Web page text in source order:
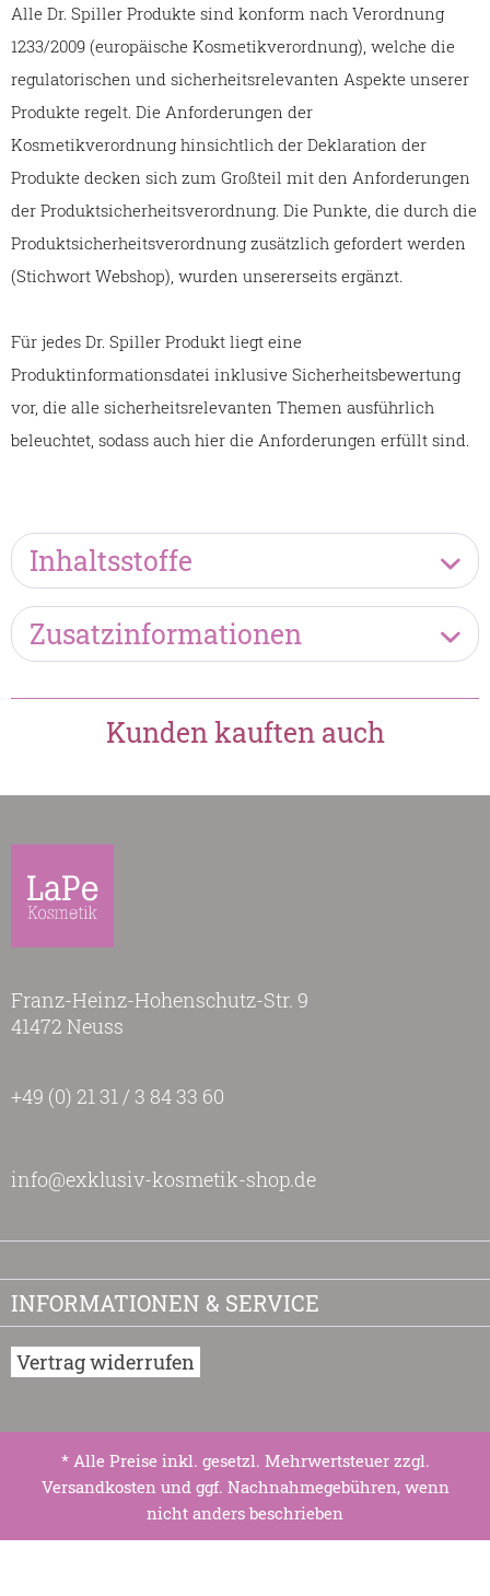
Alle Dr. Spiller Produkte sind konform nach Verordnung
1233/2009 (europäische Kosmetikverordnung), welche die
regulatorischen und sicherheitsrelevanten Aspekte unserer
Produkte regelt. Die Anforderungen der
Kosmetikverordnung hinsichtlich der Deklaration der
Produkte decken sich zum Großteil mit den Anforderungen
der Produktsicherheitsverordnung. Die Punkte, die durch die
Produktsicherheitsverordnung zusätzlich gefordert werden
(Stichwort Webshop), wurden unsererseits ergänzt.
Für jedes Dr. Spiller Produkt liegt eine
Produktinformationsdatei inklusive Sicherheitsbewertung
vor, die alle sicherheitsrelevanten Themen ausführlich
beleuchtet, sodass auch hier die Anforderungen erfüllt sind.
Inhaltsstoffe
Zusatzinformationen
Kunden kauften auch
Franz-Heinz-Hohenschutz-Str. 9
41472 Neuss
+49 (0) 21 31 / 3 84 33 60
info@exklusiv-kosmetik-shop.de
INFORMATIONEN & SERVICE
Vertrag widerrufen
* Alle Preise inkl. gesetzl. Mehrwertsteuer zzgl.
Versandkosten und ggf. Nachnahmegebühren, wenn
nicht anders beschrieben